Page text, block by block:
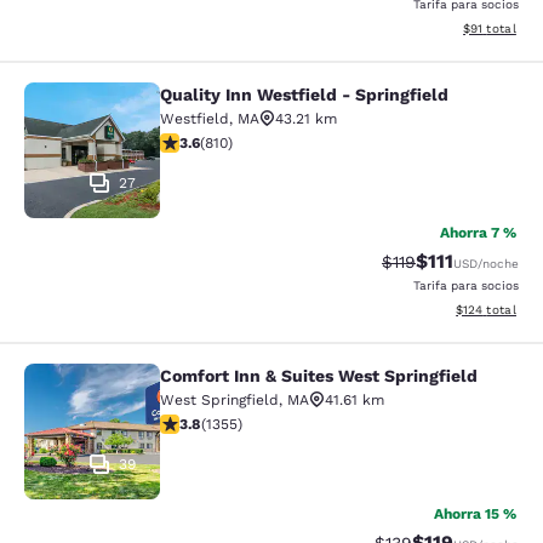
Tarifa para socios
Ver detalles
$91 total
Quality Inn Westfield - Springfield
27
Quality Inn Westfield - Springfield
Westfield, MA
43.21 km
calificación de 3.6 estrellas. Bueno. 810 reseñas
3.6(810)
Ahorra 7 %
Precio tachado:
$119Precio con
$111USD/noche
Tarifa para socios
Ver detalles
$124 total
Comfort Inn & Suites West
39
Comfort Inn & Suites West Springfield
West Springfield, MA
41.61 km
calificación de 3.75 estrellas. Bueno. 1355 reseñas
3.8(1355)
Ahorra 15 %